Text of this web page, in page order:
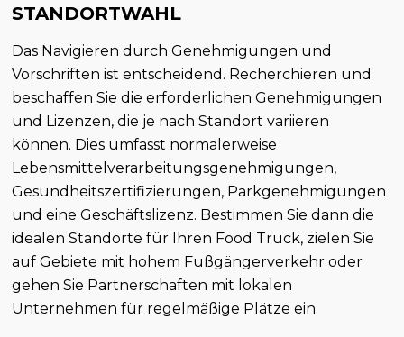
STANDORTWAHL
Das Navigieren durch Genehmigungen und
Vorschriften ist entscheidend. Recherchieren und
beschaffen Sie die erforderlichen Genehmigungen
und Lizenzen, die je nach Standort variieren
können. Dies umfasst normalerweise
Lebensmittelverarbeitungsgenehmigungen,
Gesundheitszertifizierungen, Parkgenehmigungen
und eine Geschäftslizenz. Bestimmen Sie dann die
idealen Standorte für Ihren Food Truck, zielen Sie
auf Gebiete mit hohem Fußgängerverkehr oder
gehen Sie Partnerschaften mit lokalen
Unternehmen für regelmäßige Plätze ein.